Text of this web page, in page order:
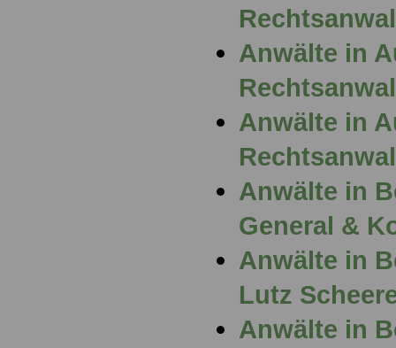
Anwälte in
Anwälte in
Anwälte in
General &
Anwälte in
Lutz
Anwälte in